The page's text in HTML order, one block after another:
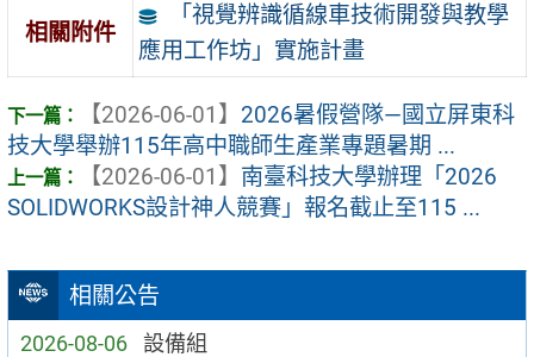
相關公告
2026-08-06 設備組
相關附件
「視覺辨識循線車技術開發與教學
應用工作坊」實施計畫
【2026-06-01】 2026暑假營隊—國立屏東科
技大學舉辦115年高中職師生產業專題暑期 ...
【2026-06-01】 南臺科技大學辦理「2026
SOLIDWORKS設計神人競賽」報名截止至115 ...